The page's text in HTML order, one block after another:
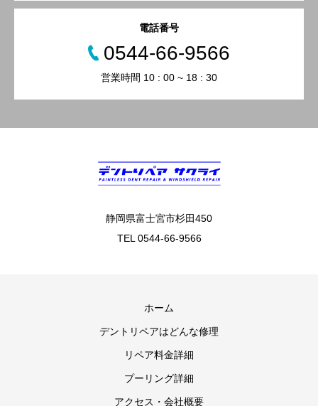
電話番号
0544-66-9566
営業時間 10 : 00 ~ 18 : 30
静岡県富士宮市杉田450
TEL 0544-66-9566
ホーム
デントリペアはどんな修理
リペア料金詳細
プーリング詳細
アクセス・会社概要